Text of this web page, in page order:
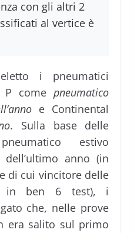
con gli altri 2
al vertice è
i pneumatici
P comepneumatico
e Continental
. Sulla base delle
estivo
anno (in
di cui vincitore delle
in ben 6 test), i
che, nelle prove
era salito sul primo